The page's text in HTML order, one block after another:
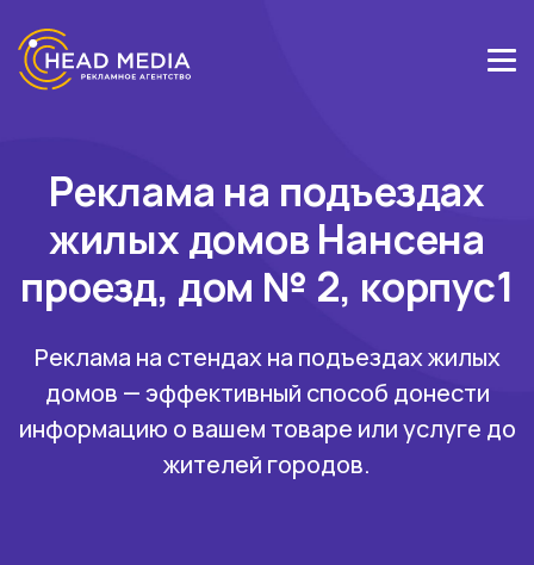
Реклама на подъездах
жилых домов Нансена
проезд, дом № 2, корпус1
Реклама на стендах на подъездах жилых
домов — эффективный способ донести
информацию о вашем товаре или услуге до
жителей городов.